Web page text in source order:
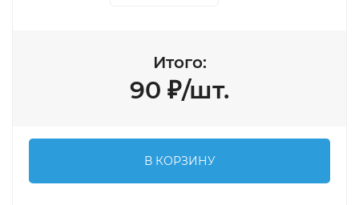
Итого:
90 ₽/шт.
В КОРЗИНУ